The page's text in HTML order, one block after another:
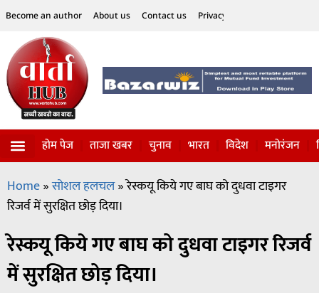
Become an author About us Contact us Privacy Policy
होम पेज ताजा खबर चुनाव भारत विदेश मनोरंजन
Home»सोशल हलचल»रेस्कयू किये गए बाघ को दुधवा टाइगर
रिजर्व में सुरक्षित छोड़ दिया।
रेस्कयू किये गए बाघ को दुधवा टाइगर रिजर्व
में सुरक्षित छोड़ दिया।